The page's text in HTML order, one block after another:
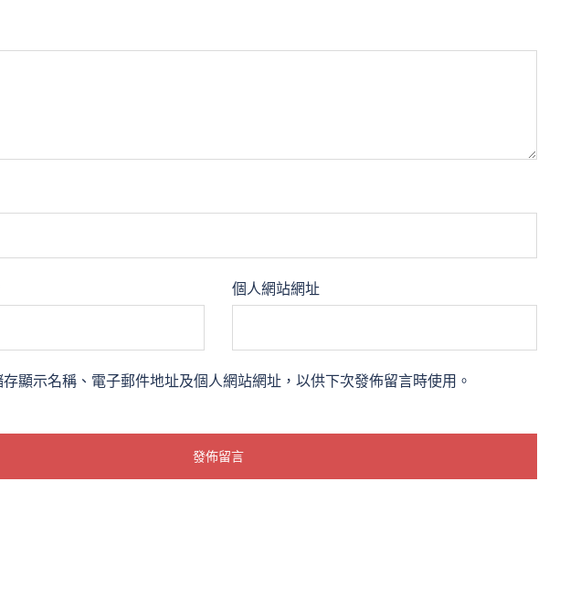
個人網站網址
存顯示名稱、電子郵件地址及個人網站網址，以供下次發佈留言時使用。